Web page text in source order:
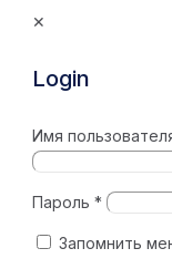
✕
Login
Имя
Пароль *
Запомнить